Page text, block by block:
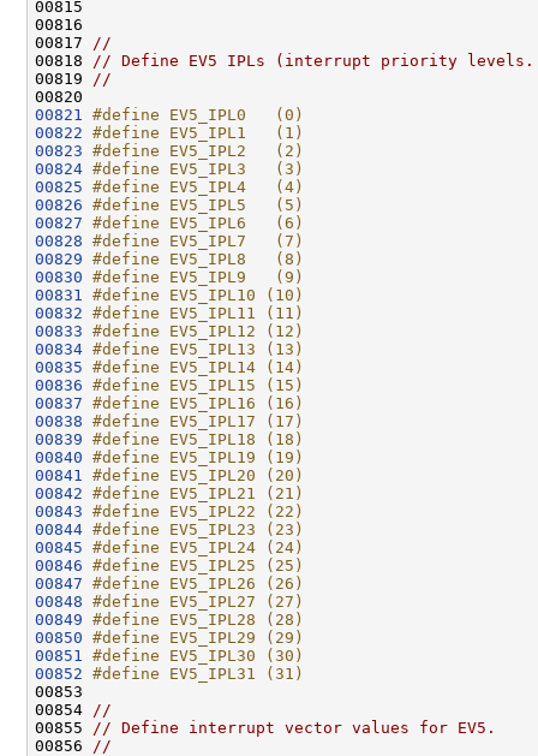
00815
00816
00817
//
00818
// Define EV5 IPLs (interrupt priority levels.
00819
//
00821
#define EV5_IPL0   (0)
00822 #define EV5_IPL1   (1)
00823 #define EV5_IPL2   (2)
00824 #define EV5_IPL3   (3)
00825 #define EV5_IPL4   (4)
00826 #define EV5_IPL5   (5)
00827 #define EV5_IPL6   (6)
00828 #define EV5_IPL7   (7)
00829 #define EV5_IPL8   (8)
00830 #define EV5_IPL9   (9)
00831
#define EV5_IPL10 (10)
00832 #define EV5_IPL11 (11)
00833 #define EV5_IPL12 (12)
00834 #define EV5_IPL13 (13)
00835 #define EV5_IPL14 (14)
00836 #define EV5_IPL15 (15)
00837 #define EV5_IPL16 (16)
00838 #define EV5_IPL17 (17)
00839 #define EV5_IPL18 (18)
00840 #define EV5_IPL19 (19)
00841
#define EV5_IPL20 (20)
00842 #define EV5_IPL21 (21)
00843 #define EV5_IPL22 (22)
00844 #define EV5_IPL23 (23)
00845 #define EV5_IPL24 (24)
00846 #define EV5_IPL25 (25)
00847 #define EV5_IPL26 (26)
00848 #define EV5_IPL27 (27)
00849 #define EV5_IPL28 (28)
00850 #define EV5_IPL29 (29)
00851
#define EV5_IPL30 (30)
00852 #define EV5_IPL31 (31)
00853
00854
//
00855
// Define interrupt vector values for EV5.
00856
//